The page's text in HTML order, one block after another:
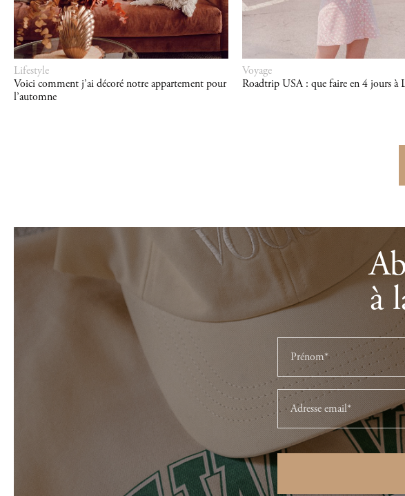
Lifestyle
Voici comment j’ai décoré notre appartement pour
l’automne
Voyage
Roadtrip USA : que faire en 4 jours à
à